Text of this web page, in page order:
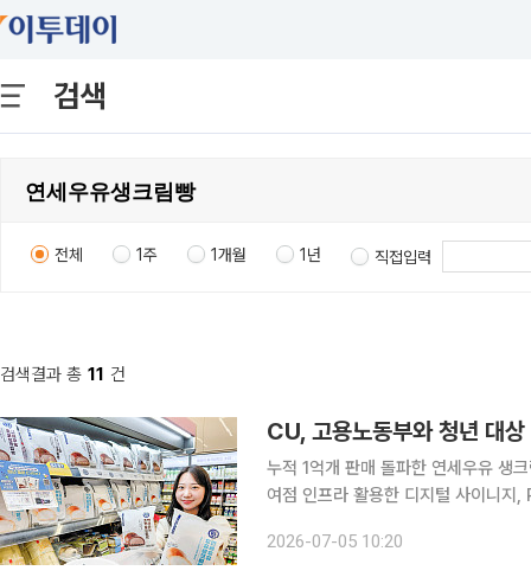
검색
전체 1주 1개월 1년 직접입력
검색결과 총 11 건
CU, 고용노동부와 청년 대
누적 1억개 판매 돌파한 연세우유 생
여점 인프라 활용한 디지털 사이니지
에 어려움을 겪는 청년들의 사회 진출
2026-07-05 10:20